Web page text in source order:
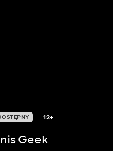
12+
Geek